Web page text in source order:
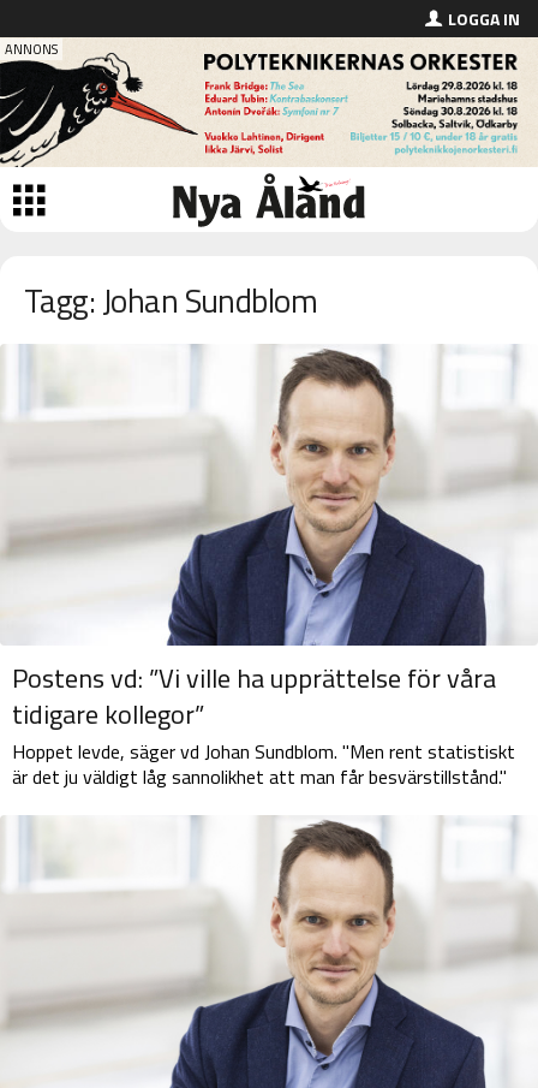
LOGGA IN
Tagg: Johan Sundblom
Postens vd: ”Vi ville ha upprättelse för våra
tidigare kollegor”
Hoppet levde, säger vd Johan Sundblom. "Men rent statistiskt
är det ju väldigt låg sannolikhet att man får besvärstillstånd."